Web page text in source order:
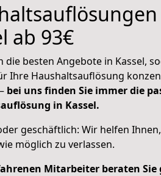
ab 93€
die besten Angebote in Kassel,
Ihre Haushaltsauflösung
bei uns finden Sie immer die
in Kassel.
geschäftlich: Wir helfen
möglich zu verlassen.
Mitarbeiter beraten Sie